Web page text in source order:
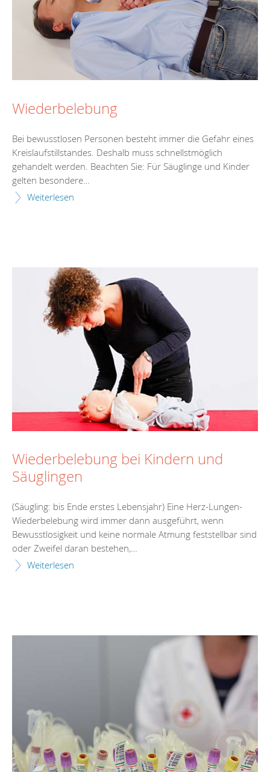
Wiederbelebung
Bei bewusstlosen Personen besteht immer die Gefahr eines
Kreislaufstillstandes. Deshalb muss schnellstmöglich
gehandelt werden. Beachten Sie: Für Säuglinge und Kinder
gelten besondere…
Weiterlesen
Wiederbelebung bei Kindern und
Säuglingen
(Säugling: bis Ende erstes Lebensjahr) Eine Herz-Lungen-
Wiederbelebung wird immer dann ausgeführt, wenn
Bewusstlosigkeit und keine normale Atmung feststellbar sind
oder Zweifel daran bestehen,…
Weiterlesen